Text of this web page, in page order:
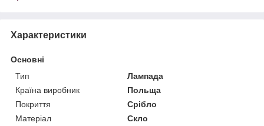
Характеристики
Основні
Тип
Лампада
Країна виробник
Польща
Покриття
Срібло
Матеріал
Скло